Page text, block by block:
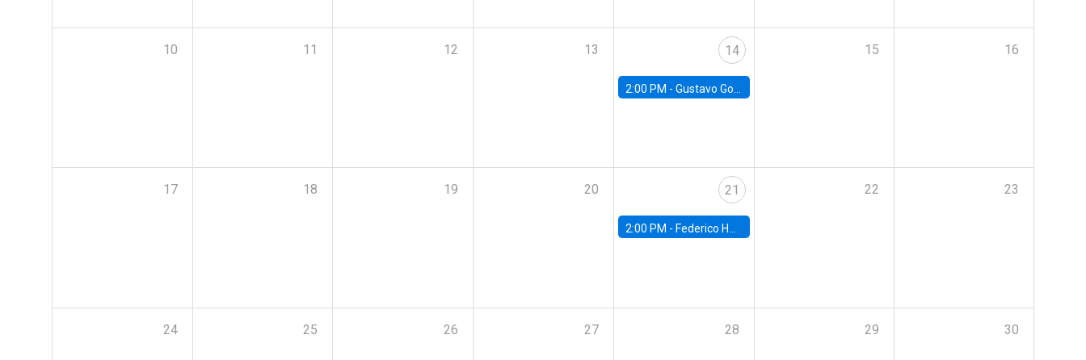
10 11 12 13 14
2:00 PM - Gustavo González - Banco Central de Chile
15 16
17 18 19 20 21
2:00 PM - Federico Huneeus - Banco Central de Chile
22 23
24 25 26 27 28 29 30